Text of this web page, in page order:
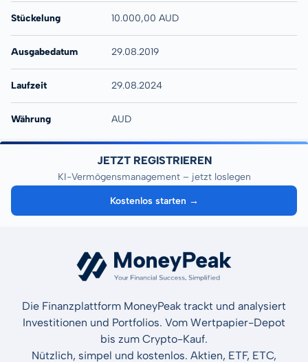
Stückelung 10.000,00 AUD
Ausgabedatum 29.08.2019
Laufzeit 29.08.2024
Währung AUD
JETZT REGISTRIEREN
KI-Vermögensmanagement – jetzt loslegen
Kostenlos starten →
Die Finanzplattform MoneyPeak trackt und analysiert
Investitionen und Portfolios. Vom Wertpapier-Depot
bis zum Crypto-Kauf.
Nützlich, simpel und kostenlos. Aktien, ETF, ETC,